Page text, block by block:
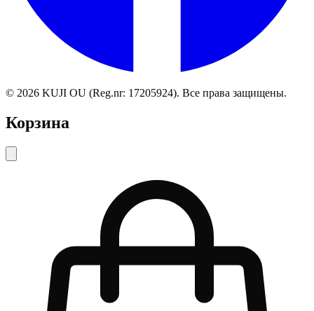
© 2026 KUJI OU (Reg.nr: 17205924). Все права защищены.
Корзина